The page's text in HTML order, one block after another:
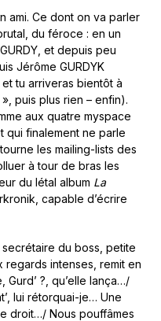
ami. Ce dont on va parler
du féroce : en un
et depuis peu
Jérôme GURDYK
tu arriveras bientôt à
puis plus rien – enfin).
aux quatre myspace
qui finalement ne parle
les mailing-lists des
à tour de bras les
du létal album La
capable d’écrire
secrétaire du boss, petite
intenses, remit en
?, qu’elle lança…/
lui rétorquai-je… Une
droit…/ Nous pouffâmes